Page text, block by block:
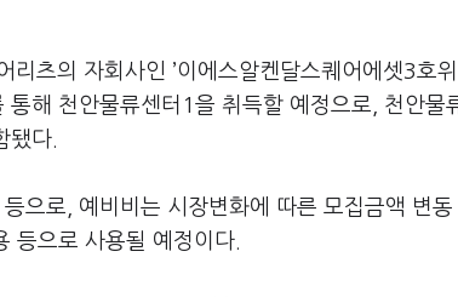
리츠의 자회사인 ’이에스알켄달스퀘어에셋3호
통해 천안물류센터1을 취득할 예정으로, 천안
됐다.
으로, 예비비는 시장변화에 따른 모집금액 변
등으로 사용될 예정이다.